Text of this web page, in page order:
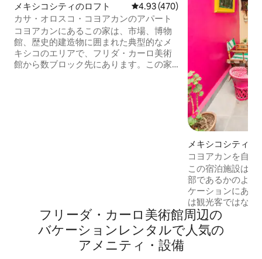
メキシコシティのロフト レビュー470件、5つ星中4.93つ
4.93 (470)
カサ・オロスコ・コヨアカンのアパート
コヨアカンにあるこの家は、市場、博物
館、歴史的建造物に囲まれた典型的なメ
キシコのエリアで、フリダ・カーロ美術
館から数ブロック先にあります。この家
メキシコシティの
ン・アパート
コヨアカンを自分
ましょう
この宿泊施設は、
部であるかのよう
ケーションにあり
は観光客ではなく
くのゲストが、温
隅々まで満たす
本当の意味で「第
フリーダ・カーロ美術館⁠周⁠辺⁠の
バ⁠ケ⁠ー⁠シ⁠ョ⁠ン⁠レ⁠ン⁠タ⁠ル⁠で人⁠気⁠の
ア⁠メ⁠ニ⁠テ⁠ィ⁠・⁠設⁠備